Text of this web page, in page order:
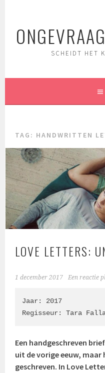
inhoud
SCHEIDT HET
TAG: HANDWRITTEN
LOVE LETTERS:
1 december 2017 Een reactie
Jaar: 2017
Regisseur: Tara
Een handgeschreven
uit de vorige eeuw, maar
geschreven. In Love